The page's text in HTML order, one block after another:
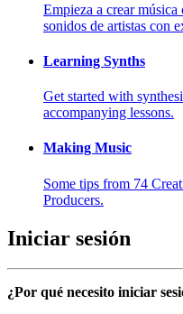
Empieza a crear
sonidos de artistas con
Learning Synths
Get started with
accompanying lessons.
Making Music
Some tips from 74
Producers.
Iniciar sesión
¿Por qué necesito iniciar